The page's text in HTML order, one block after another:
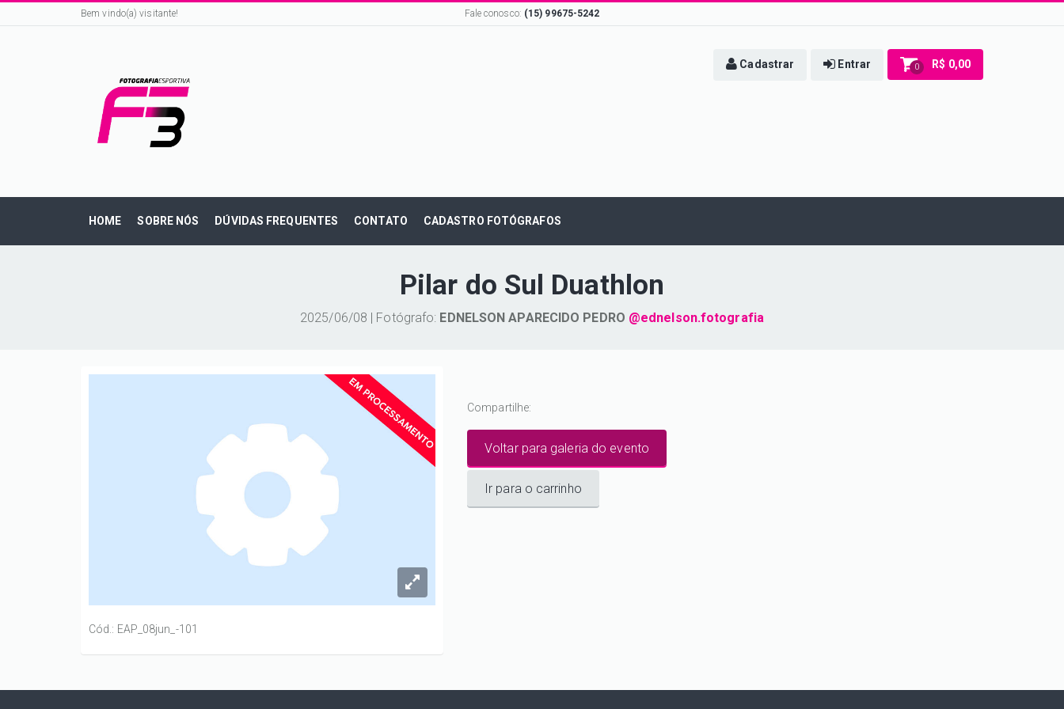
Bem vindo(a) visitante! Fale conosco: (15) 99675-5242
Cadastrar Entrar 0 R$ 0,00
HOME SOBRE NÓS DÚVIDAS FREQUENTES CONTATO CADASTRO FOTÓGRAFOS
Pilar do Sul Duathlon
2025/06/08 | Fotógrafo: EDNELSON APARECIDO PEDRO @ednelson.fotografia
Cód.: EAP_08jun_-101
Compartilhe:
Voltar para galeria do evento
Ir para o carrinho